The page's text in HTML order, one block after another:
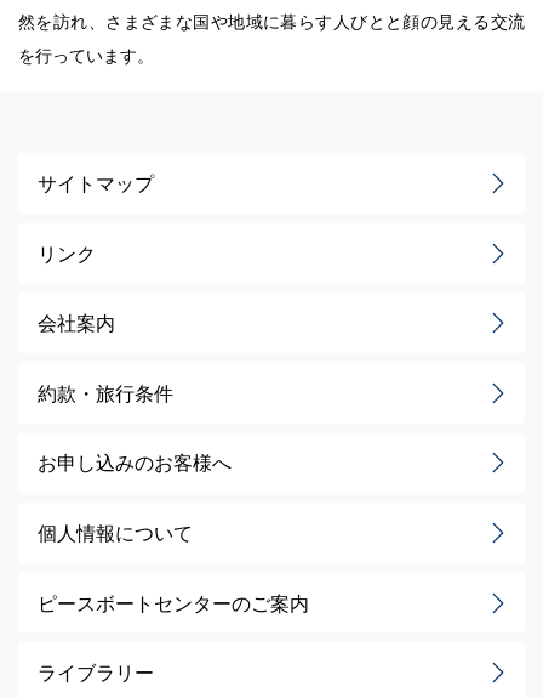
然を訪れ、さまざまな国や地域に暮らす人びとと顔の見える交流
を行っています。
サイトマップ
リンク
会社案内
約款・旅行条件
お申し込みのお客様へ
個人情報について
ピースボートセンターのご案内
ライブラリー